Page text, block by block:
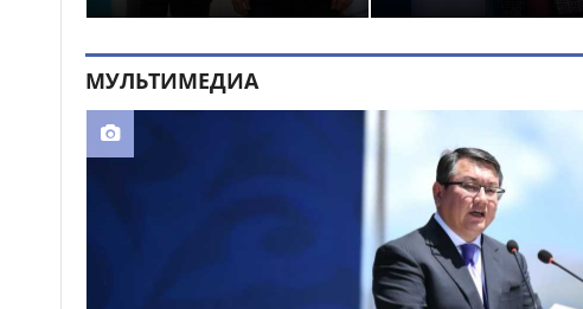
МУЛЬТИМЕДИА